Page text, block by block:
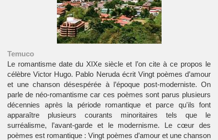
Temuco
Le romantisme date du XIXe siècle et l’on cite à ce propos le
célèbre Victor Hugo. Pablo Neruda écrit Vingt poèmes d’amour
et une chanson désespérée à l’époque post-moderniste. On
parle de néo-romantisme car ces poèmes sont parus plusieurs
décennies après la période romantique et parce qu'ils font
apparaître plusieurs courants minoritaires tels que le
surréalisme, l’avant-garde et le modernisme. Le cœur des
poèmes est romantique : Vingt poèmes d’amour et une chanson